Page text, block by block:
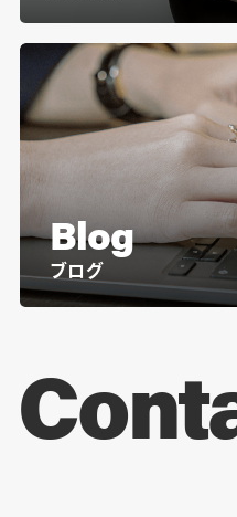
Blog
ブログ